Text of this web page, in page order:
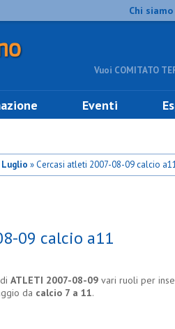
Chi siamo
Vuoi COMITATO
Eventi
Luglio » Cercasi atleti 2007-08-09 calcio
09 calcio a11
ATLETI 2007-08-09 vari ruoli per
da calcio 7 a 11.